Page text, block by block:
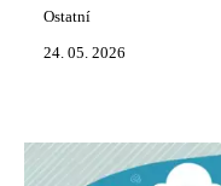
Ostatní
24. 05. 2026